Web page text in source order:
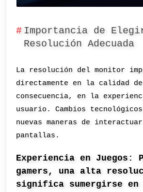
Importancia de
Resolución Adecuada
La resolución del monitor
directamente en la calidad
consecuencia, en la
usuario. Cambios
nuevas maneras de
pantallas.
Experiencia en Juegos:
gamers, una alta
significa sumergirse en